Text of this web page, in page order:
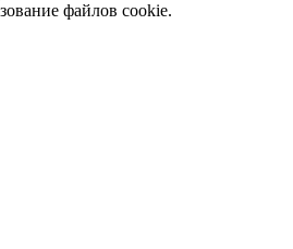
файлов cookie.